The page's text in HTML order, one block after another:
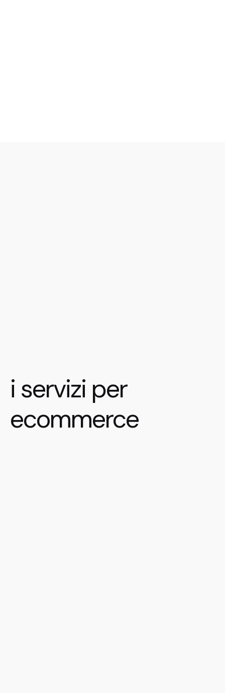
i servizi per
ecommerce